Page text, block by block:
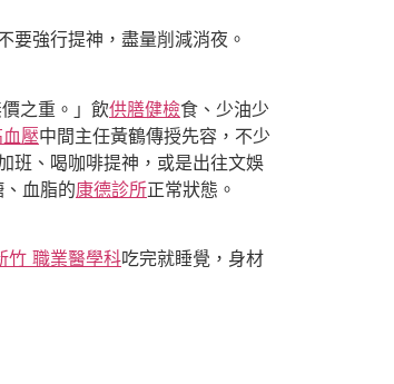
要強行提神，盡量削減消夜。
之重。」飲供膳健檢食、少油少
壓中間主任黃鶴傳授先容，不少
班、喝咖啡提神，或是出往文娛
血脂的康德診所正常狀態。
竹 職業醫學科吃完就睡覺，身材